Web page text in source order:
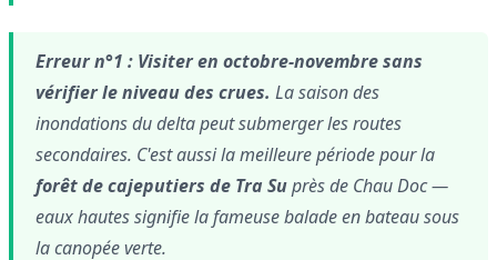
Erreur n°1 : Visiter en octobre-novembre sans
vérifier le niveau des crues. La saison des
inondations du delta peut submerger les routes
secondaires. C'est aussi la meilleure période pour la
forêt de cajeputiers de Tra Suprès de Chau Doc —
eaux hautes signifie la fameuse balade en bateau sous
la canopée verte.